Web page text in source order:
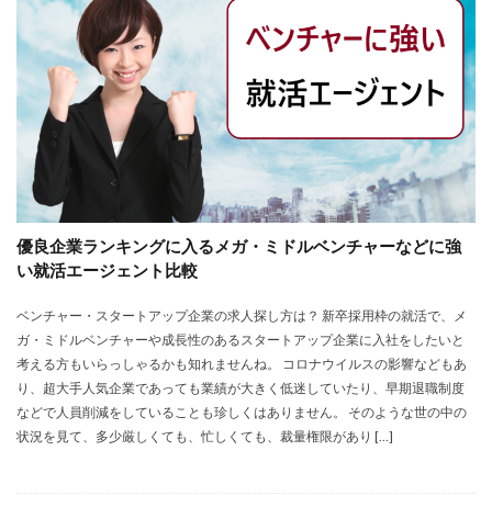
優良企業ランキングに入るメガ・ミドルベンチャーなどに強
い就活エージェント比較
ベンチャー・スタートアップ企業の求人探し方は？ 新卒採用枠の就活で、メ
ガ・ミドルベンチャーや成長性のあるスタートアップ企業に入社をしたいと
考える方もいらっしゃるかも知れませんね。 コロナウイルスの影響などもあ
り、超大手人気企業であっても業績が大きく低迷していたり、早期退職制度
などで人員削減をしていることも珍しくはありません。 そのような世の中の
状況を見て、多少厳しくても、忙しくても、裁量権限があり […]
大卒新卒
履歴書 性格一覧
志望動機
心理テスト
後悔 強みが見つからない
強み
平均年収
平均 就職浪人
就職
就職支援先
就職情報サイト
就職偏差値 就職できない
就職サイト
就職カレッジ
就職shop 大学院
大企業
怪しい
優良企業 内定の割合
内定が欲しい
内定がもらえない
内定がない
内定がすぐ出る企業
内定出るのが早い
倍率が低い
信頼できる
何個
何がしたいかわからない
体験談
体育会系
内定をもらいやすい
内定欲しい